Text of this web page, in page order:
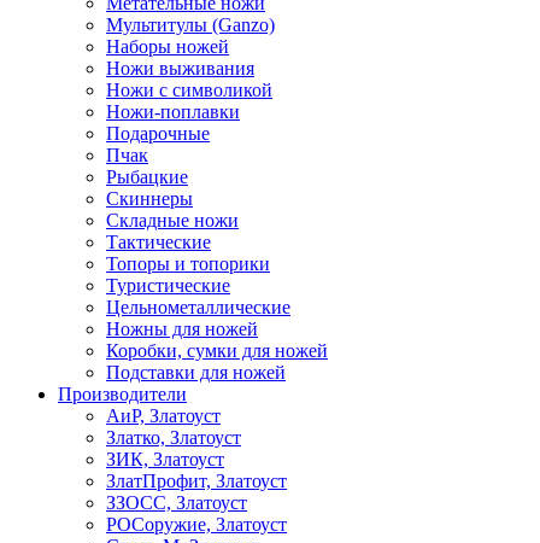
Мультитулы (Ganzo)
Наборы ножей
Ножи выживания
Ножи с символикой
Ножи-поплавки
Подарочные
Пчак
Рыбацкие
Скиннеры
Складные ножи
Тактические
Топоры и топорики
Туристические
Цельнометаллические
Ножны для ножей
Коробки, сумки для ножей
Подставки для ножей
Производители
АиР, Златоуст
Златко, Златоуст
ЗИК, Златоуст
ЗлатПрофит, Златоуст
ЗЗОСС, Златоуст
РОСоружие, Златоуст